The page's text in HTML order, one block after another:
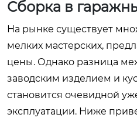
Сборка в
На рынке существует
мелких мастерских,
цены. Однако разница
заводским изделием и
становится очевидной
эксплуатации. Ниже